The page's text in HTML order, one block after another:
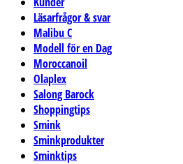
Läsarfrågor & svar
Malibu C
Modell för en Dag
Moroccanoil
Olaplex
Salong Barock
Shoppingtips
Smink
Sminkprodukter
Sminktips